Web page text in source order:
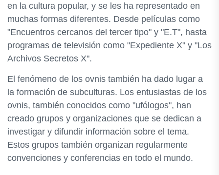
en la cultura popular, y se les ha representado en
muchas formas diferentes. Desde películas como
"Encuentros cercanos del tercer tipo" y "E.T", hasta
programas de televisión como "Expediente X" y "Los
Archivos Secretos X".
El fenómeno de los ovnis también ha dado lugar a
la formación de subculturas. Los entusiastas de los
ovnis, también conocidos como "ufólogos", han
creado grupos y organizaciones que se dedican a
investigar y difundir información sobre el tema.
Estos grupos también organizan regularmente
convenciones y conferencias en todo el mundo.